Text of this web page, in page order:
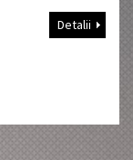
Detalii